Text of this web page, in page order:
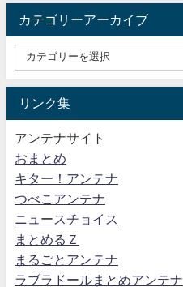
カテゴリーアーカイブ
リンク集
アンテナサイト
おまとめ
キター！アンテナ
つべこアンテナ
ニュースチョイス
まとめるＺ
まるごとアンテナ
ラブラドールまとめアンテナ